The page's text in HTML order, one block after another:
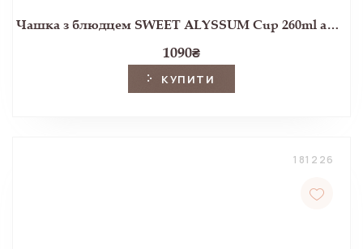
Чашка з блюдцем SWEET ALYSSUM Cup 260ml and Saucer Ø15 (Blue)
1090₴
КУПИТИ
181226